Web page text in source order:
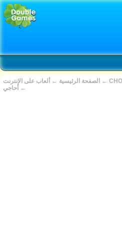
الصفحة الرئيسية ← ألعاب على الإنترنت ←
← أحاجي